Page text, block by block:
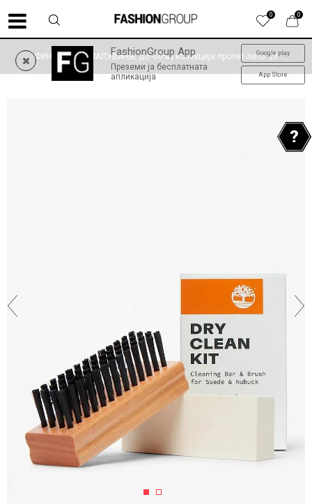
0
0
FashionGroup App
Преземи ја бесплатната
апликација
Google play
App Store
ФИНАЛНО НАМАЛУВАЊЕ до -60% | колекција пролет-лето '26
1 2